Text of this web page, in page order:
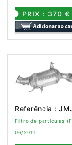
PRIX : 370 €
Referência :
Filtro de partículas
06/2011